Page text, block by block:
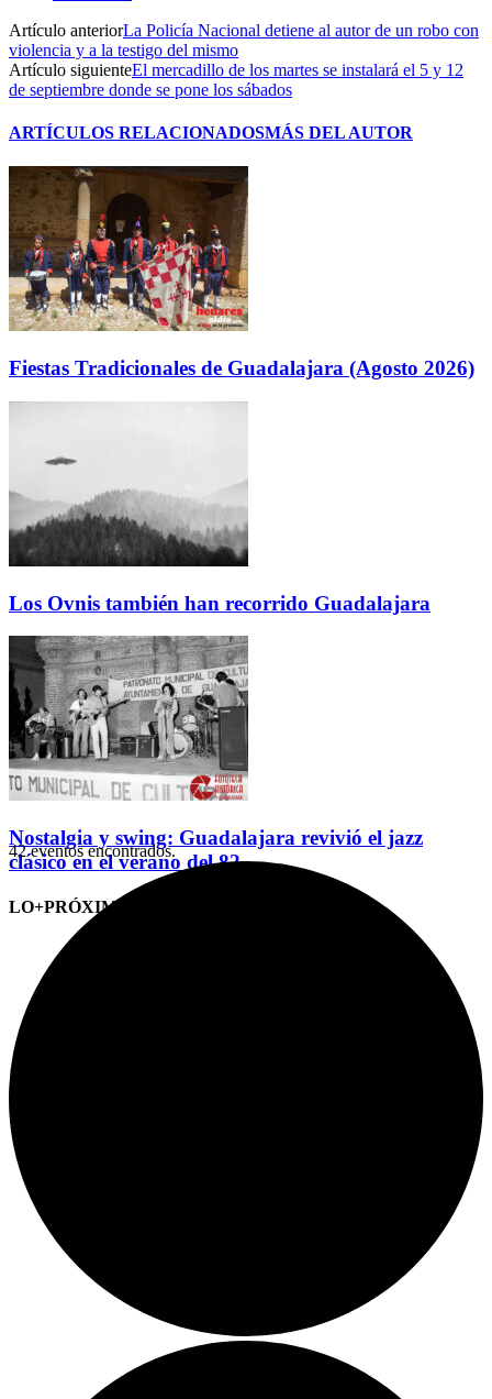
Artículo anteriorLa Policía Nacional detiene al autor de un robo con
violencia y a la testigo del mismo
Artículo siguienteEl mercadillo de los martes se instalará el 5 y 12
de septiembre donde se pone los sábados
ARTÍCULOS RELACIONADOSMÁS DEL AUTOR
Fiestas Tradicionales de Guadalajara (Agosto 2026)
Los Ovnis también han recorrido Guadalajara
Nostalgia y swing: Guadalajara revivió el jazz
clásico en el verano del 82
LO+PRÓXIMO (CITAS)
42 eventos encontrados.